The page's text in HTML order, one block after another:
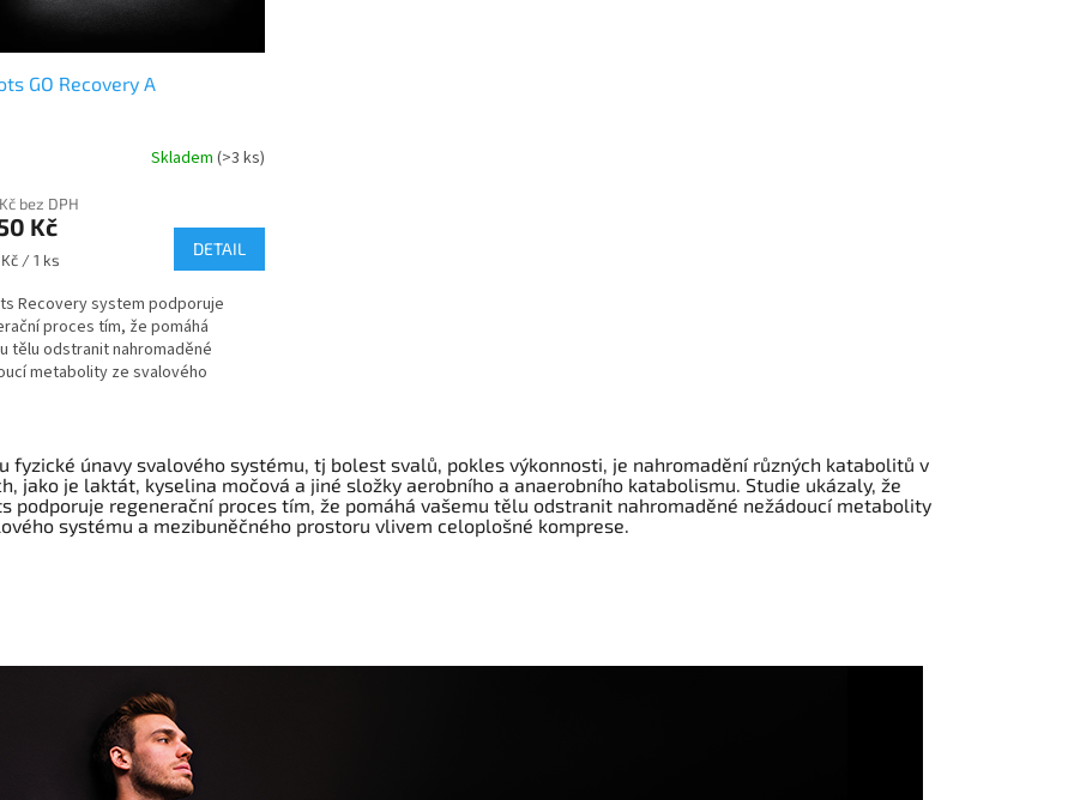
GO Recovery A
Skladem (>3 ks)
bez DPH
Kč
/ 1 ks
DETAIL
Recovery system podporuje
proces tím, že pomáhá
tělu odstranit nahromaděné
metabolity ze svalového
l
á
d
a
fyzické únavy svalového systému, tj bolest svalů, pokles výkonnosti, je nahromadění různých katabolitů v
jako je laktát, kyselina močová a jiné složky aerobního a anaerobního katabolismu. Studie ukázaly, že
podporuje regenerační proces tím, že pomáhá vašemu tělu odstranit nahromaděné nežádoucí metabolity
systému a mezibuněčného prostoru vlivem celoplošné komprese.